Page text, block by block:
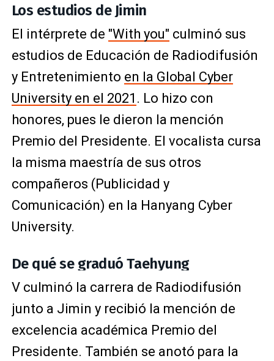
Los estudios de Jimin
El intérprete de "With you" culminó sus
estudios de Educación de Radiodifusión
y Entretenimiento en la Global Cyber
University en el 2021 . Lo hizo con
honores, pues le dieron la mención
Premio del Presidente. El vocalista cursa
la misma maestría de sus otros
compañeros (Publicidad y
Comunicación) en la Hanyang Cyber
University.
De qué se graduó Taehyung
V culminó la carrera de Radiodifusión
junto a Jimin y recibió la mención de
excelencia académica Premio del
Presidente. También se anotó para la